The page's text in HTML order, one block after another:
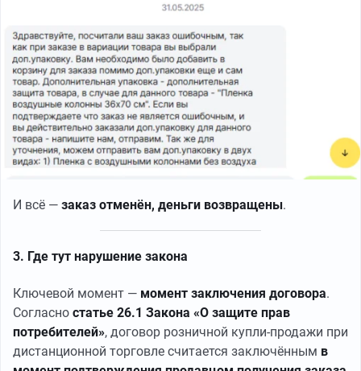
И всё — заказ отменён, деньги возвращены.
3. Где тут нарушение закона
Ключевой момент — момент заключения договора.
Согласно статье 26.1 Закона «О защите прав
потребителей», договор розничной купли-продажи при
дистанционной торговле считается заключённым в